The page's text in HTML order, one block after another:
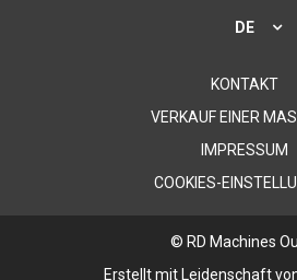
DE
KONTAKT
VERKAUF EINER
IMPRESSUM
COOKIES-
© RD Machines
Erstellt mit Leidenschaft